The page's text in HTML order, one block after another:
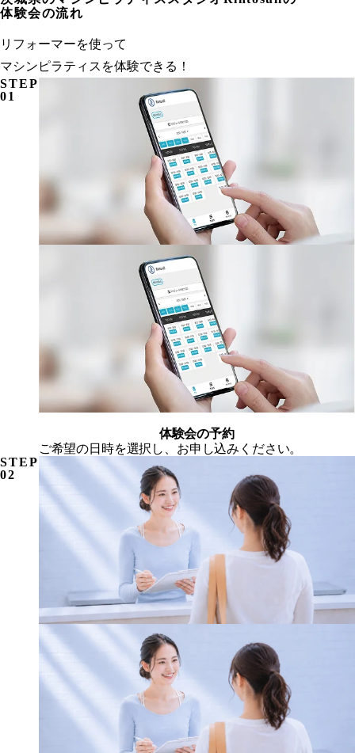
体験会の流れ
リフォーマーを使って
マシンピラティスを体験できる！
STEP
01
体験会の予約
ご希望の日時を選択し、お申し込みください。
STEP
02